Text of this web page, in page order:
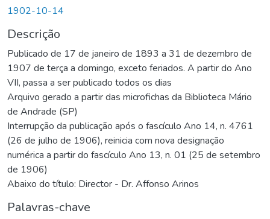
1902-10-14
Descrição
Publicado de 17 de janeiro de 1893 a 31 de dezembro de
1907 de terça a domingo, exceto feriados. A partir do Ano
VII, passa a ser publicado todos os dias
Arquivo gerado a partir das microfichas da Biblioteca Mário
de Andrade (SP)
Interrupção da publicação após o fascículo Ano 14, n. 4761
(26 de julho de 1906), reinicia com nova designação
numérica a partir do fascículo Ano 13, n. 01 (25 de setembro
de 1906)
Abaixo do título: Director - Dr. Affonso Arinos
Palavras-chave